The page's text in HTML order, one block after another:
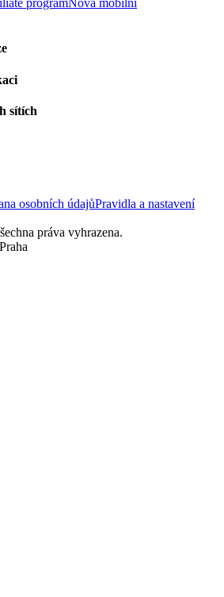
programNová mobilní
sítích
osobních údajůPravidla a nastavení
práva vyhrazena.